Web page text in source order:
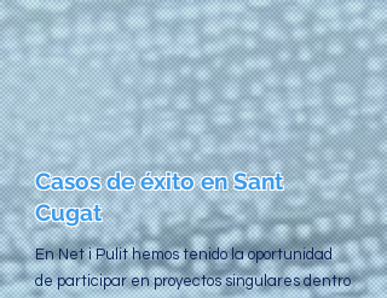
Casos de éxito en Sant
Cugat
En Net i Pulit hemos tenido la oportunidad
de participar en proyectos singulares dentro